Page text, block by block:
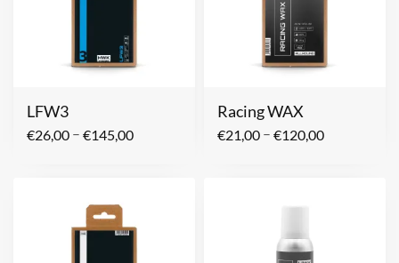
LFW3
€26,00 – €145,00
Racing WAX
€21,00 – €120,00